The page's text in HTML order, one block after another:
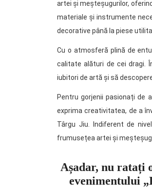
artei și meșteșugurilor,
materiale și instrumente
decorative până la piese
Cu o atmosferă plină de
calitate alături de cei dragi.
iubitori de artă și să
Pentru gorjenii pasionați de
exprima creativitatea, de a
Târgu Jiu. Indiferent de
frumusețea artei și
Așadar, nu ratați
evenimentului